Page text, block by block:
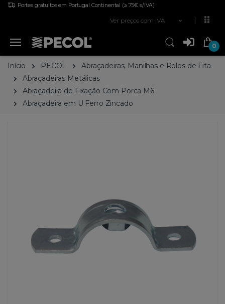
Portes gratuitos em Portugal Continental (≥ 75€ s/IVA)
Ver preços com IVA
0
Início PECOL
Abraçadeiras, Manilhas e Rolos de Fita
Abraçadeiras Metálicas
Abraçadeira de Fixação Com Porca M6
Abraçadeira em U Ferro Zincado